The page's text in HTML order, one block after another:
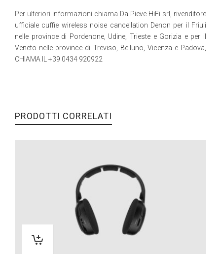
Per ulteriori informazioni chiama Da Pieve HiFi srl, rivenditore
ufficiale cuffie wireless noise cancellation Denon per il Friuli
nelle province di Pordenone, Udine, Trieste e Gorizia e per il
Veneto nelle province di Treviso, Belluno, Vicenza e Padova,
CHIAMA IL +39 0434 920922
PRODOTTI CORRELATI